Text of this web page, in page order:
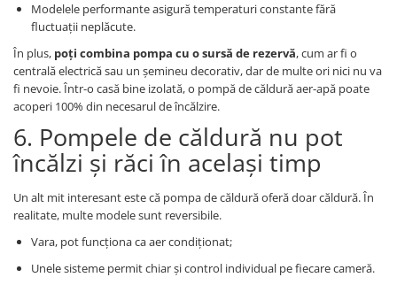
Modelele performante asigură temperaturi constante fără
fluctuații neplăcute.
În plus, poți combina pompa cu o sursă de rezervă, cum ar fi o
centrală electrică sau un șemineu decorativ, dar de multe ori nici nu va
fi nevoie. Într-o casă bine izolată, o pompă de căldură aer-apă poate
acoperi 100% din necesarul de încălzire.
6. Pompele de căldură nu pot
încălzi și răci în același timp
Un alt mit interesant este că pompa de căldură oferă doar căldură. În
realitate, multe modele sunt reversibile.
Vara, pot funcționa ca aer condiționat;
Unele sisteme permit chiar și control individual pe fiecare cameră.